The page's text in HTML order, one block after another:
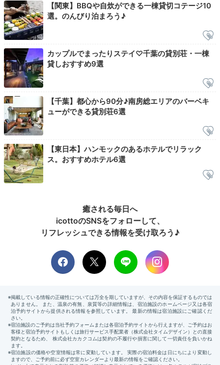
Morning
07:00
爽やかな光に包まれ
2nd／3rd・バスルーム
せっかくの旅の朝。早起きしてオーシャンビューのバス
で贅沢に朝風呂なんていかがでしょう。洗濯機が
各棟にあるので、さっと洗濯を済ませてしまうこともで
きますよ。お風呂上りはお庭で潮風を浴びてクールダウ
yako_suzuka
朝はわんことお散歩してから、お風呂にお湯を張ってま
【関東】BBQや自炊ができる一棟貸切コテージ10
選。のんびり泊まろう♪
カップルでまったりステイ♡千葉の貸別荘・一棟
貸しおすすめ9選
【千葉】都心から90分♪南房総エリアのバーベキ
ューができる貸別荘6選
【東日本】ハンモックのあるホテルでリラック
ス。おすすめホテル6選
癒される毎日へ
icottoのSNSをフォローして、
リフレッシュできる情報を受け取ろう♪